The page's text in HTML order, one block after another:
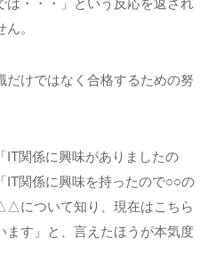
は・・・」という反応を返され
。
だけではなく合格するための努
IT関係に興味がありましたの
IT関係に興味を持ったので○○の
について知り、現在はこちら
ます」と、言えたほうが本気度